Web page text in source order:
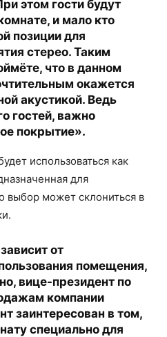
этом гости будут
и мало кто
позиции для
стерео. Таким
что в данном
окажется
акустикой. Ведь
гостей, важно
покрытие».
использоваться как
для
выбор может склониться в
от
помещения,
вице-президент по
компании
заинтересован в том,
специально для